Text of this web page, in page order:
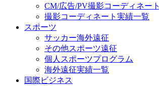
CM/広告/PV撮影コーディネート
撮影コーディネート実績一覧
スポーツ
サッカー海外遠征
その他スポーツ遠征
個人スポーツプログラム
海外遠征実績一覧
国際ビジネス